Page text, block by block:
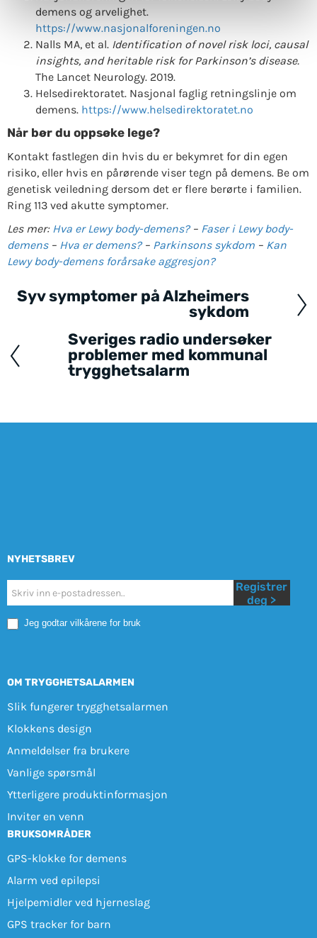
demens og arvelighet.
https://www.nasjonalforeningen.no
Nalls MA, et al. Identification of novel risk loci, causal
insights, and heritable risk for Parkinson’s disease.
The Lancet Neurology. 2019.
Helsedirektoratet. Nasjonal faglig retningslinje om
demens. https://www.helsedirektoratet.no
Når bør du oppsøke lege?
Kontakt fastlegen din hvis du er bekymret for din egen
risiko, eller hvis en pårørende viser tegn på demens. Be om
genetisk veiledning dersom det er flere berørte i familien.
Ring 113 ved akutte symptomer.
Les mer: Hva er Lewy body-demens?– Faser i Lewy body-
demens– Hva er demens?– Parkinsons sykdom– Kan
Lewy body-demens forårsake aggresjon?
Posts
Syv symptomer på Alzheimers
sykdom
Sveriges radio undersøker
problemer med kommunal
trygghetsalarm
NYHETSBREV
Nyhetsbrev
Mobile
Registrer
deg >
Jeg godtar vilkårene for bruk
OM TRYGGHETSALARMEN
Slik fungerer trygghetsalarmen
Klokkens design
Anmeldelser fra brukere
Vanlige spørsmål
Ytterligere produktinformasjon
Inviter en venn
BRUKSOMRÅDER
GPS-klokke for demens
Alarm ved epilepsi
Hjelpemidler ved hjerneslag
GPS tracker for barn